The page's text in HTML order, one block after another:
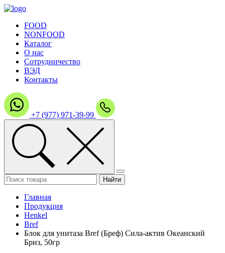
FOOD
NONFOOD
Каталог
О нас
Сотрудничество
ВЭД
Контакты
+7 (977) 971-39-99
Главная
Продукция
Henkel
Bref
Блок для унитаза Bref (Бреф) Сила-актив Океанский
Бриз, 50гр